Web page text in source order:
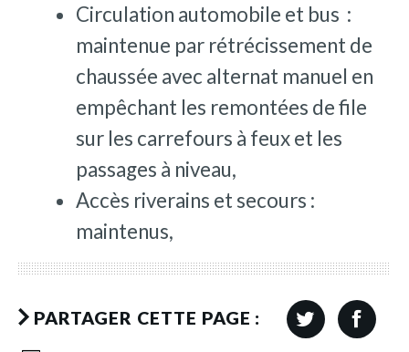
Circulation automobile et bus :
maintenue par rétrécissement de
chaussée avec alternat manuel en
empêchant les remontées de file
sur les carrefours à feux et les
passages à niveau,
Accès riverains et secours :
maintenus,
PARTAGER CETTE PAGE :